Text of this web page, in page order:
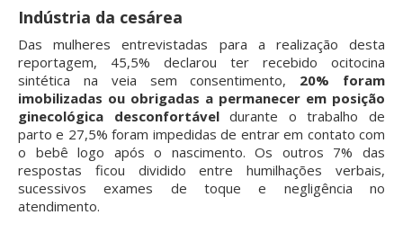
Indústria da cesárea
Das mulheres entrevistadas para a realização desta
reportagem, 45,5% declarou ter recebido ocitocina
sintética na veia sem consentimento, 20% foram
imobilizadas ou obrigadas a permanecer em posição
ginecológica desconfortáveldurante o trabalho de
parto e 27,5% foram impedidas de entrar em contato com
o bebê logo após o nascimento. Os outros 7% das
respostas ficou dividido entre humilhações verbais,
sucessivos exames de toque e negligência no
atendimento.